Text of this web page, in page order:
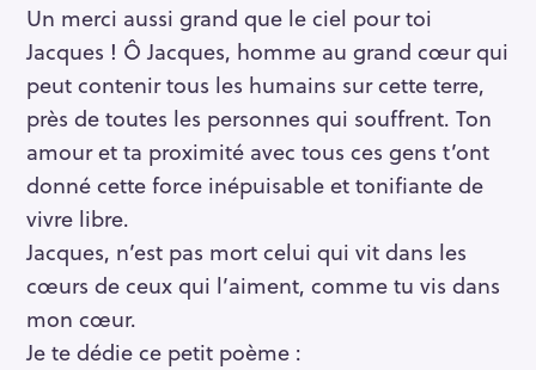
Un merci aussi grand que le ciel pour toi
Jacques ! Ô Jacques, homme au grand cœur qui
peut contenir tous les humains sur cette terre,
près de toutes les personnes qui souffrent. Ton
amour et ta proximité avec tous ces gens t’ont
donné cette force inépuisable et tonifiante de
vivre libre.
Jacques, n’est pas mort celui qui vit dans les
cœurs de ceux qui l’aiment, comme tu vis dans
mon cœur.
Je te dédie ce petit poème :